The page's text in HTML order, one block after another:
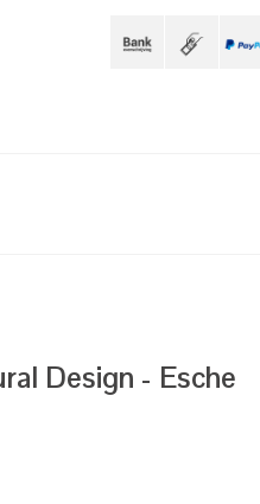
Design - Esche